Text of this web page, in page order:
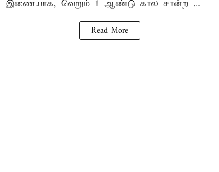
இணையாக, வெறும் 1 ஆண்டு கால சான்ற ...
Read More